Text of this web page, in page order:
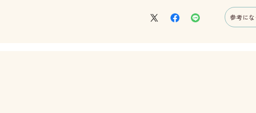
参考にな